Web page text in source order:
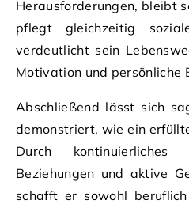
Herausforderungen, bleibt
pflegt gleichzeitig
verdeutlicht sein
Motivation und persönliche
Abschließend lässt sich
demonstriert, wie ein
Durch
Beziehungen und aktive
schafft er sowohl